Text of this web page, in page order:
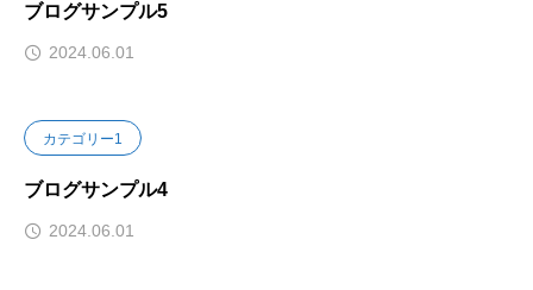
ブログサンプル5
2024.06.01
カテゴリー1
ブログサンプル4
2024.06.01